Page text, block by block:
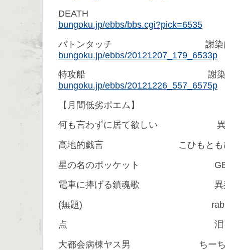
DEATH
bungoku.jp/ebbs/bbs.cgi?pick=6535
バトンタッチ 謝染は
bungoku.jp/ebbs/20121207_179_6533p
特攻船 謝染は
bungoku.jp/ebbs/20121226_557_6575p
【月間低劣ポエム】
何も言わずに居て欲しい 異
高地的戯言 こひもとも
星の名のポッケット
電車に捧げる鎮魂歌 異
(無題)
点 泪
大都会病棟ヤス男 ちーち